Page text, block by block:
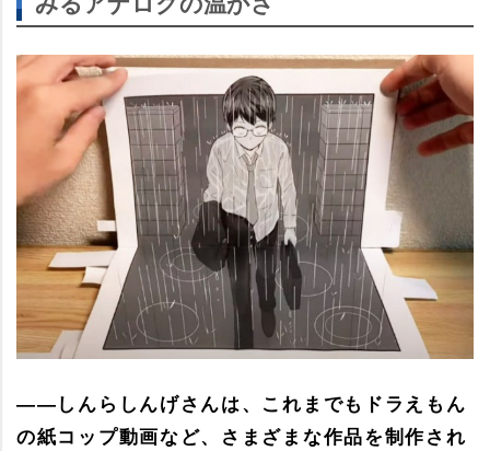
――しんらしんげさんは、これまでもドラえもん
の紙コップ動画など、さまざまな作品を制作され